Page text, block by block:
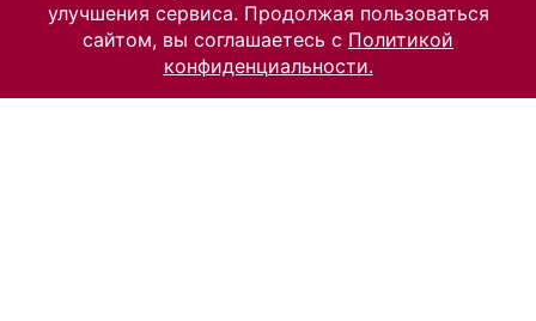
улучшения сервиса. Продолжая пользоваться
сайтом, вы соглашаетесь с Политикой
конфиденциальности.